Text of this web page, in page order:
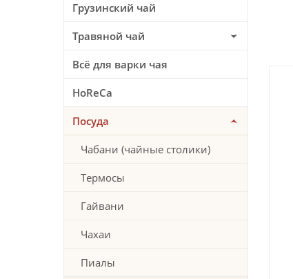
Грузинский чай
Травяной чай
Всё для варки чая
HoReCa
Посуда
Чабани (чайные столики)
Термосы
Гайвани
Чахаи
Пиалы